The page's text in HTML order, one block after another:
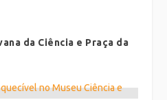
da Ciência e Praça da